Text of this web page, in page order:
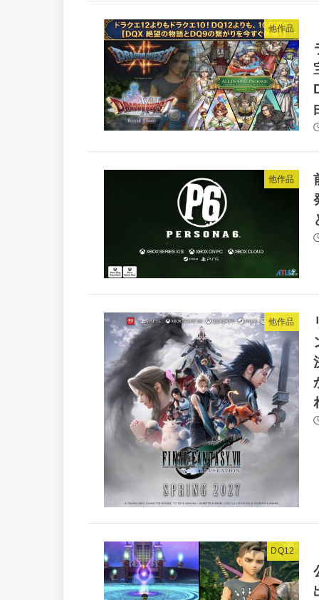
他作品
他作品
他作品
DQ12